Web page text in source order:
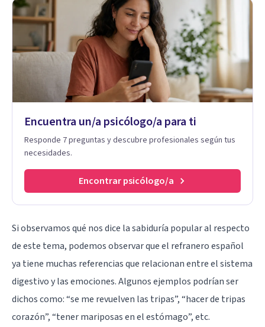
Encuentra un/a psicólogo/a para ti
Responde 7 preguntas y descubre profesionales según tus
necesidades.
Encontrar psicólogo/a
Si observamos qué nos dice la sabiduría popular al respecto
de este tema, podemos observar que el refranero español
ya tiene muchas referencias que relacionan entre el sistema
digestivo y las emociones. Algunos ejemplos podrían ser
dichos como: “se me revuelven las tripas”, “hacer de tripas
corazón”, “tener mariposas en el estómago”, etc.